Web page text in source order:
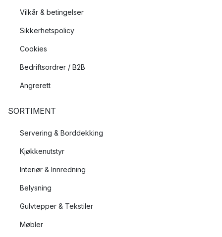
Vilkår & betingelser
Sikkerhetspolicy
Cookies
Bedriftsordrer / B2B
Angrerett
SORTIMENT
Servering & Borddekking
Kjøkkenutstyr
Interiør & Innredning
Belysning
Gulvtepper & Tekstiler
Møbler